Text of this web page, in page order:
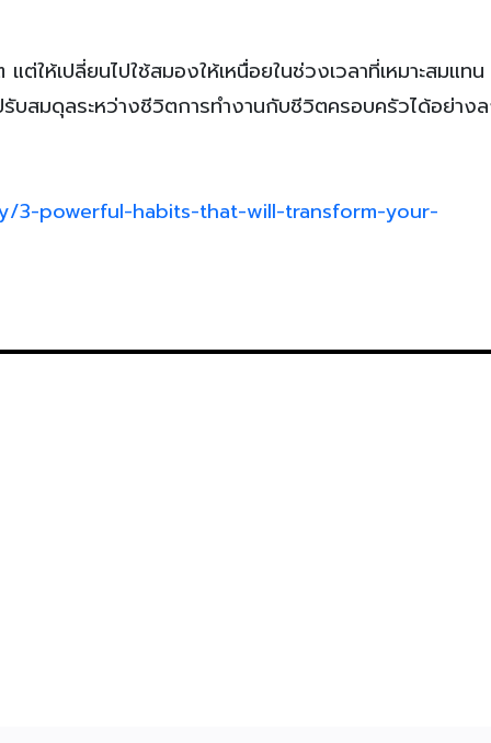
ต่ให้เปลี่ยนไปใช้สมองให้เหนื่อยในช่วงเวลาที่เหมาะสมแท
บสมดุลระหว่างชีวิตการทำงานกับชีวิตครอบครัวได้อย่าง
3-powerful-habits-that-will-transform-your-